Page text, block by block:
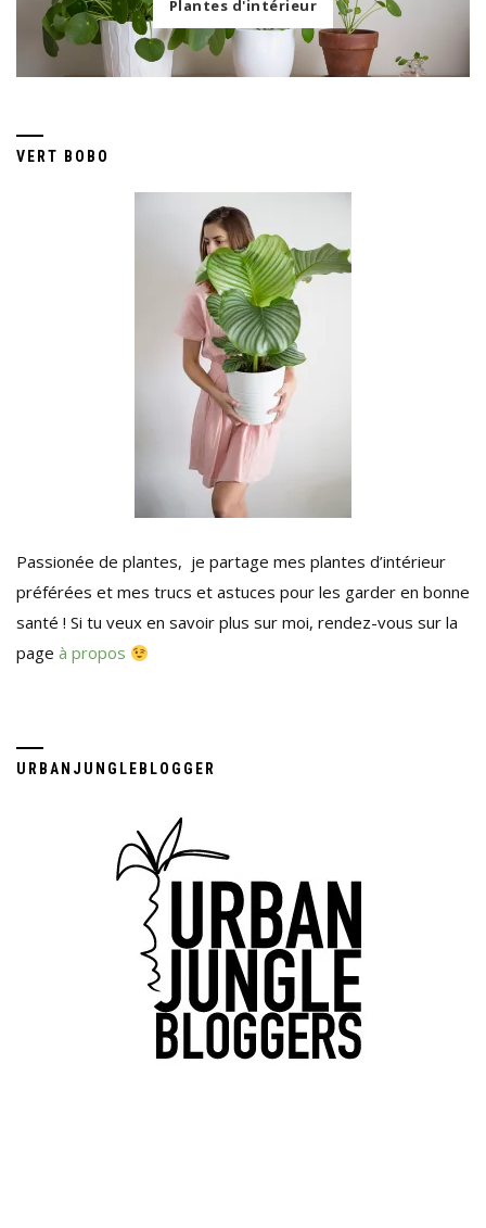
Plantes d'intérieur
VERT BOBO
Passionée de plantes, je partage mes plantes d’intérieur
préférées et mes trucs et astuces pour les garder en bonne
santé ! Si tu veux en savoir plus sur moi, rendez-vous sur la
page à propos
URBANJUNGLEBLOGGER